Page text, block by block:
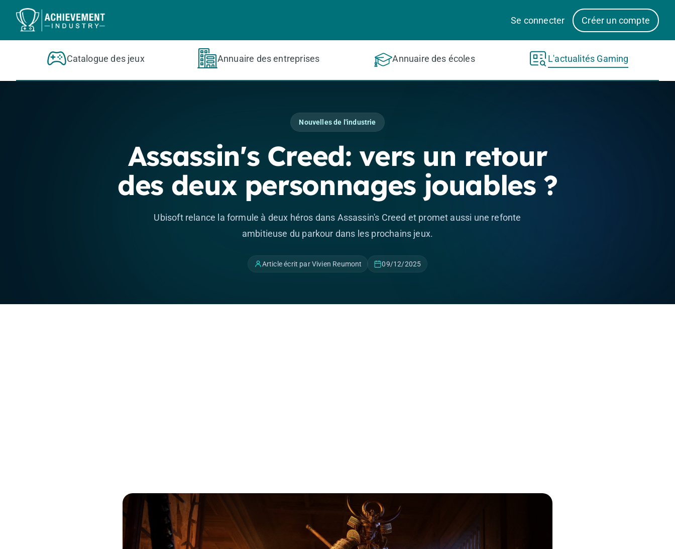
Aller au contenu principal
Se connecter
Créer un compte
Catalogue des jeux Annuaire des entreprises Annuaire des écoles L'actualités Gaming
Nouvelles de l'industrie
Assassin's Creed: vers un retour
des deux personnages jouables ?
Ubisoft relance la formule à deux héros dans Assassin's Creed et promet aussi une refonte
ambitieuse du parkour dans les prochains jeux.
Article écrit par Vivien Reumont 09/12/2025